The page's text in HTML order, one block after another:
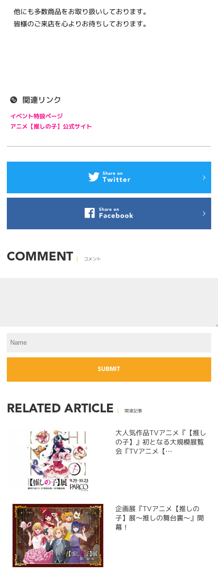
他にも多数商品をお取り扱いしております。
皆様のご来店を心よりお待ちしております。
関連リンク
イベント特設ページ
アニメ【推しの子】公式サイト
COMMENT コメント
RELATED ARTICLE 関連記事
大人気作品TVアニメ『【推し
の子】』初となる大規模展覧
会『TVアニメ【…
企画展『TVアニメ【推しの
子】展～推しの舞台裏～』開
幕！